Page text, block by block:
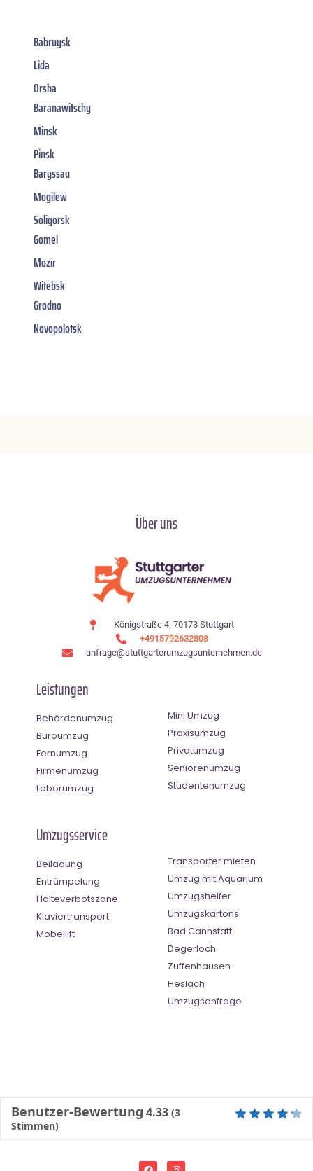
Babruysk
Lida
Orsha
Baranawitschy
Minsk
Pinsk
Baryssau
Mogilew
Soligorsk
Gomel
Mozir
Witebsk
Grodno
Novopolotsk
Über uns
Königstraße 4, 70173 Stuttgart
+4915792632808
anfrage@stuttgarterumzugsunternehmen.de
Leistungen
Behördenumzug
Büroumzug
Fernumzug
Firmenumzug
Laborumzug
Mini Umzug
Praxisumzug
Privatumzug
Seniorenumzug
Studentenumzug
Umzugsservice
Beiladung
Entrümpelung
Halteverbotszone
Klaviertransport
Möbellift
Transporter mieten
Umzug mit Aquarium
Umzugshelfer
Umzugskartons
Bad Cannstatt
Degerloch
Zuffenhausen
Heslach
Umzugsanfrage
Benutzer-Bewertung 4.33 (3
Stimmen)